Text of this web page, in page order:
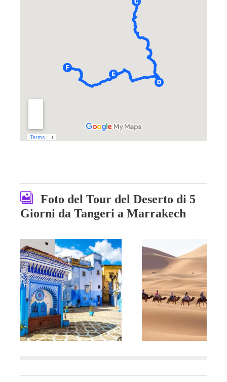
Foto del Tour del Deserto di 5
Giorni da Tangeri a Marrakech